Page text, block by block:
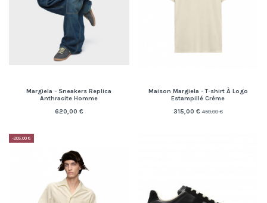
Margiela - Sneakers Replica
Anthracite Homme
620,00 €
Maison Margiela - T-shirt À Logo
Estampillé Crème
315,00 €450,00 €
-205,00 €